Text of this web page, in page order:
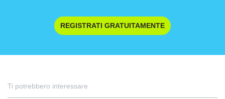
REGISTRATI GRATUITAMENTE
Ti potrebbero interessare